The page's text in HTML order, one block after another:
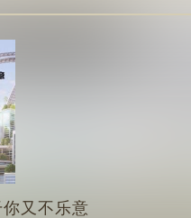
又不乐意